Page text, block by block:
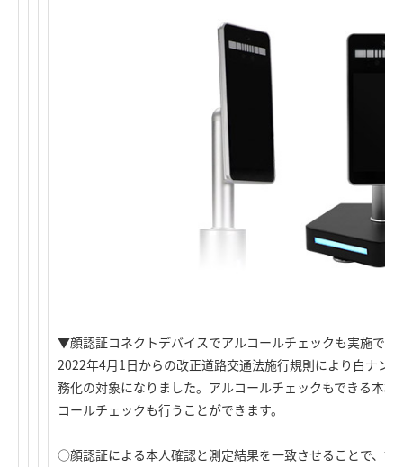
▼顔認証コネクトデバイスでアルコールチェックも実施でき
2022年4月1日からの改正道路交通法施行規則により白ナン
務化の対象になりました。アルコールチェックもできる本
コールチェックも行うことができます。
○顔認証による本人確認と測定結果を一致させることで、誰